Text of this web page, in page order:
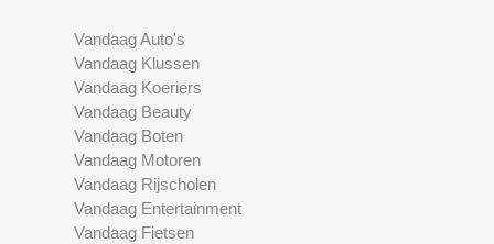
Vandaag Auto's
Vandaag Klussen
Vandaag Koeriers
Vandaag Beauty
Vandaag Boten
Vandaag Motoren
Vandaag Rijscholen
Vandaag Entertainment
Vandaag Fietsen